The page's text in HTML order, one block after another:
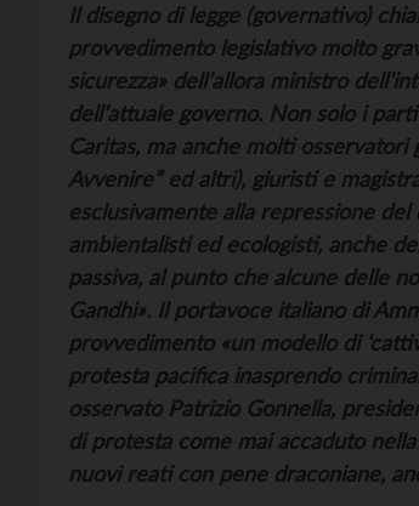
Il disegno di legge (governativo)
provvedimento legislativo molto
sicurezza» dell’allora ministro
dell’attuale governo. Non solo i
Caritas, ma anche molti
Avvenire” ed altri), giuristi e
esclusivamente alla repressione
ambientalisti ed ecologisti, anche
passiva, al punto che alcune delle
Gandhi». Il portavoce italiano di
provvedimento «un modello di
protesta pacifica inasprendo
osservato Patrizio Gonnella,
di protesta come mai accaduto
nuovi reati con pene draconiane,